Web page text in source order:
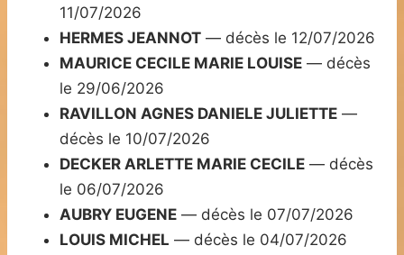
11/07/2026
HERMES JEANNOT — décès le 12/07/2026
MAURICE CECILE MARIE LOUISE — décès
le 29/06/2026
RAVILLON AGNES DANIELE JULIETTE —
décès le 10/07/2026
DECKER ARLETTE MARIE CECILE — décès
le 06/07/2026
AUBRY EUGENE — décès le 07/07/2026
LOUIS MICHEL — décès le 04/07/2026